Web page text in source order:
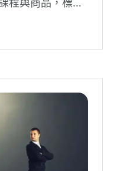
程與商品，標榜
這類論述聽起來
，甚至可能對正